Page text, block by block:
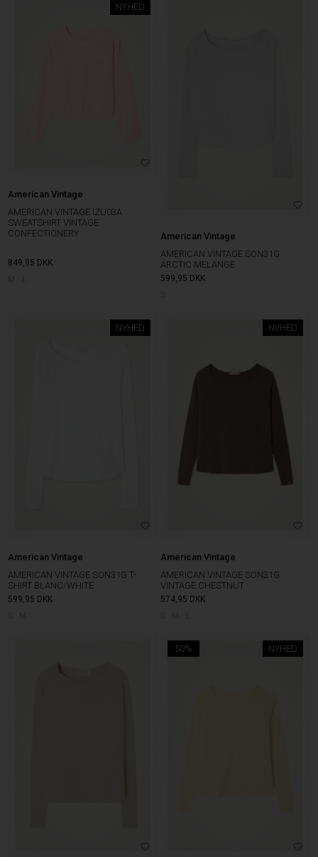
NYHED
American Vintage
AMERICAN VINTAGE IZU03A
SWEATSHIRT VINTAGE
CONFECTIONERY
849,95 DKK
American Vintage
AMERICAN VINTAGE SON31G
ARCTIC MELANGE
599,95 DKK
NYHED
American Vintage
AMERICAN VINTAGE SON31G T-
SHIRT BLANC/WHITE
599,95 DKK
NYHED
American Vintage
AMERICAN VINTAGE SON31G
VINTAGE CHESTNUT
574,95 DKK
NYHED
50%